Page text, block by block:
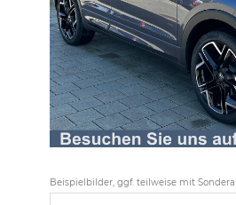
Beispielbilder, ggf. teilweise mit